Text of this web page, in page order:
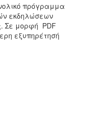
πρόγραμμα
εκδηλώσεων
Σε μορφή PDF
εξυπηρέτησή